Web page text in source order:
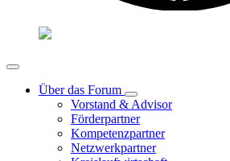
Über das Forum
Vorstand & Advisor
Förderpartner
Kompetenzpartner
Netzwerkpartner